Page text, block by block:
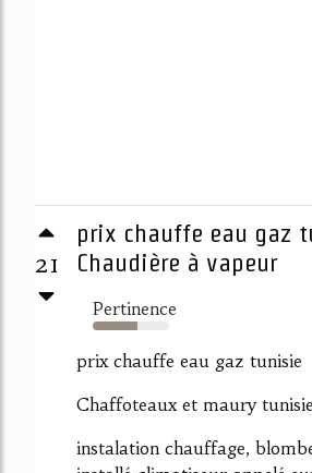
21
prix chauffe eau gaz
Chaudière à vapeur
Pertinence
59%
prix chauffe eau gaz tunisie
Chaffoteaux et maury
instalation chauffage,